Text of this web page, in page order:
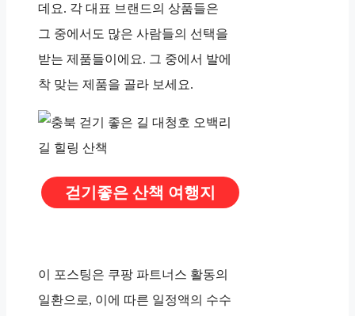
데요. 각 대표 브랜드의 상품들은
그 중에서도 많은 사람들의 선택을
받는 제품들이에요. 그 중에서 발에
착 맞는 제품을 골라 보세요.
걷기좋은 산책 여행지
이 포스팅은 쿠팡 파트너스 활동의
일환으로, 이에 따른 일정액의 수수